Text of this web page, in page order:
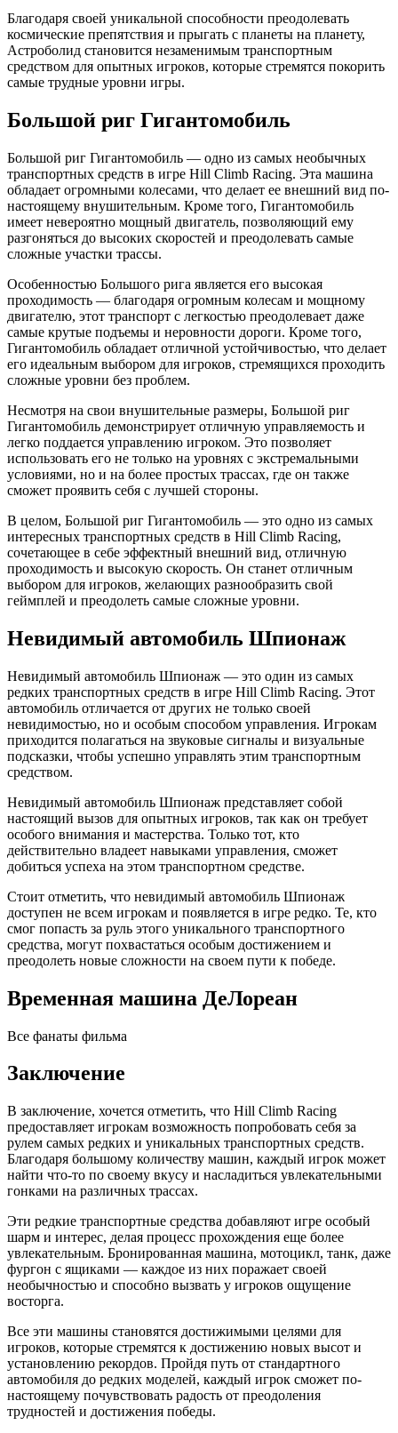
Благодаря своей уникальной способности преодолевать
космические препятствия и прыгать с планеты на планету,
Астроболид становится незаменимым транспортным
средством для опытных игроков, которые стремятся покорить
самые трудные уровни игры.
Большой риг Гигантомобиль
Большой риг Гигантомобиль — одно из самых необычных
транспортных средств в игре Hill Climb Racing. Эта машина
обладает огромными колесами, что делает ее внешний вид по-
настоящему внушительным. Кроме того, Гигантомобиль
имеет невероятно мощный двигатель, позволяющий ему
разгоняться до высоких скоростей и преодолевать самые
сложные участки трассы.
Особенностью Большого рига является его высокая
проходимость — благодаря огромным колесам и мощному
двигателю, этот транспорт с легкостью преодолевает даже
самые крутые подъемы и неровности дороги. Кроме того,
Гигантомобиль обладает отличной устойчивостью, что делает
его идеальным выбором для игроков, стремящихся проходить
сложные уровни без проблем.
Несмотря на свои внушительные размеры, Большой риг
Гигантомобиль демонстрирует отличную управляемость и
легко поддается управлению игроком. Это позволяет
использовать его не только на уровнях с экстремальными
условиями, но и на более простых трассах, где он также
сможет проявить себя с лучшей стороны.
В целом, Большой риг Гигантомобиль — это одно из самых
интересных транспортных средств в Hill Climb Racing,
сочетающее в себе эффектный внешний вид, отличную
проходимость и высокую скорость. Он станет отличным
выбором для игроков, желающих разнообразить свой
геймплей и преодолеть самые сложные уровни.
Невидимый автомобиль Шпионаж
Невидимый автомобиль Шпионаж — это один из самых
редких транспортных средств в игре Hill Climb Racing. Этот
автомобиль отличается от других не только своей
невидимостью, но и особым способом управления. Игрокам
приходится полагаться на звуковые сигналы и визуальные
подсказки, чтобы успешно управлять этим транспортным
средством.
Невидимый автомобиль Шпионаж представляет собой
настоящий вызов для опытных игроков, так как он требует
особого внимания и мастерства. Только тот, кто
действительно владеет навыками управления, сможет
добиться успеха на этом транспортном средстве.
Стоит отметить, что невидимый автомобиль Шпионаж
доступен не всем игрокам и появляется в игре редко. Те, кто
смог попасть за руль этого уникального транспортного
средства, могут похвастаться особым достижением и
преодолеть новые сложности на своем пути к победе.
Временная машина ДеЛореан
Все фанаты фильма
Заключение
В заключение, хочется отметить, что Hill Climb Racing
предоставляет игрокам возможность попробовать себя за
рулем самых редких и уникальных транспортных средств.
Благодаря большому количеству машин, каждый игрок может
найти что-то по своему вкусу и насладиться увлекательными
гонками на различных трассах.
Эти редкие транспортные средства добавляют игре особый
шарм и интерес, делая процесс прохождения еще более
увлекательным. Бронированная машина, мотоцикл, танк, даже
фургон с ящиками — каждое из них поражает своей
необычностью и способно вызвать у игроков ощущение
восторга.
Все эти машины становятся достижимыми целями для
игроков, которые стремятся к достижению новых высот и
установлению рекордов. Пройдя путь от стандартного
автомобиля до редких моделей, каждый игрок сможет по-
настоящему почувствовать радость от преодоления
трудностей и достижения победы.